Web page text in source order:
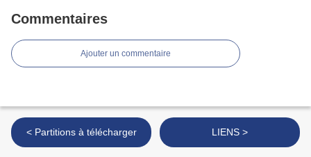
Commentaires
Ajouter un commentaire
< Partitions à télécharger LIENS >